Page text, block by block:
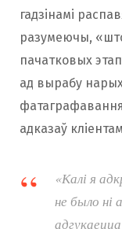
гадзінамі
разумеючы,
пачатковых
ад вырабу
адказаў
«Калі я
не было ні